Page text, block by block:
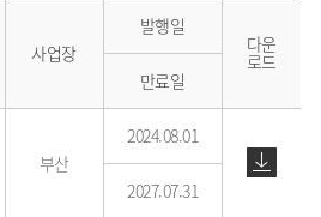
사업장
발행일
다운
로드
만료일
부산
2024.08.01
2027.07.31